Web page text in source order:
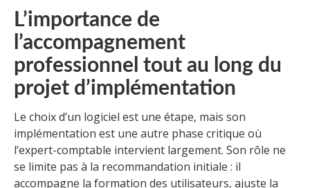
L’importance de
l’accompagnement
professionnel tout au long du
projet d’implémentation
Le choix d’un logiciel est une étape, mais son
implémentation est une autre phase critique où
l’expert-comptable intervient largement. Son rôle ne
se limite pas à la recommandation initiale : il
accompagne la formation des utilisateurs, ajuste la